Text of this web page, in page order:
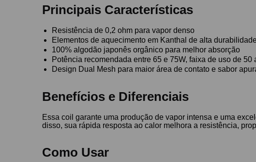
Principais Características
Resistência de 0,2 ohm para vapor denso
Elementos de aquecimento em Kanthal de alta
100% algodão japonês orgânico para melhor absorção
Potência recomendada entre 65 e 75W, faixa de uso de 50
Design Dual Mesh para maior área de contato e sabor
Benefícios e Diferenciais
Essa coil garante uma produção de vapor intensa e uma
disso, sua rápida resposta ao calor melhora a resistência,
Como Usar